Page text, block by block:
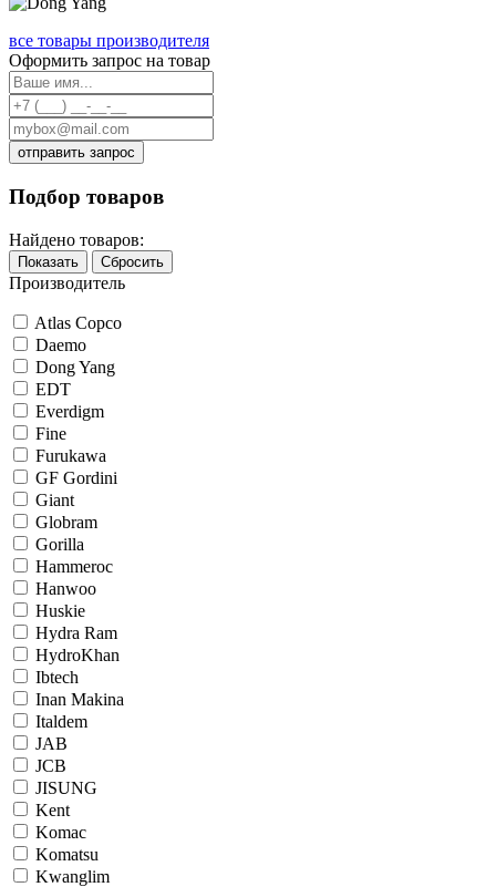
все товары производителя
Оформить запрос на товар
отправить запрос
Подбор товаров
Найдено товаров:
Показать Сбросить
Производитель
Atlas Copco
Daemo
Dong Yang
EDT
Everdigm
Fine
Furukawa
GF Gordini
Giant
Globram
Gorilla
Hammeroc
Hanwoo
Huskie
Hydra Ram
HydroKhan
Ibtech
Inan Makina
Italdem
JAB
JCB
JISUNG
Kent
Komac
Komatsu
Kwanglim